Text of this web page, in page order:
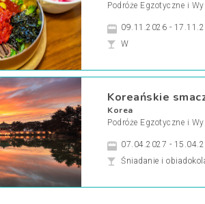
Podróże Egzotyczne i
09.11.2026 -
W
Koreańskie
Korea
Podróże Egzotyczne i
07.04.2027 -
Śniadanie i